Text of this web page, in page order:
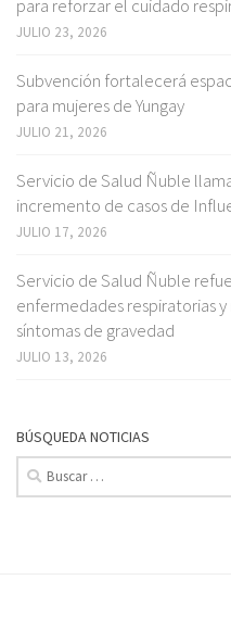
para reforzar el cuidado
JULIO 23, 2026
Subvención fortalecerá
para mujeres de Yungay
JULIO 21, 2026
Servicio de Salud Ñuble
incremento de casos de
JULIO 17, 2026
Servicio de Salud Ñuble
enfermedades respiratorias
síntomas de gravedad
JULIO 13, 2026
BÚSQUEDA NOTICIAS
Buscar: